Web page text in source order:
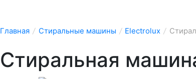
Главная / Стиральные машины / Electrolux /
Стиральная